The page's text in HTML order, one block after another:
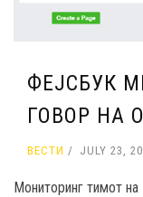
ФЕЈСБУК
ГОВОР НА
ВЕСТИ JULY 23,
Мониторинг тимот